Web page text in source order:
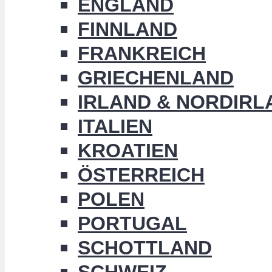
ENGLAND
FINNLAND
FRANKREICH
GRIECHENLAND
IRLAND &
ITALIEN
KROATIEN
ÖSTERREICH
POLEN
PORTUGAL
SCHOTTLAND